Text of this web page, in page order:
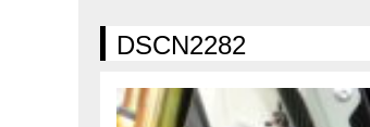
DSCN2282